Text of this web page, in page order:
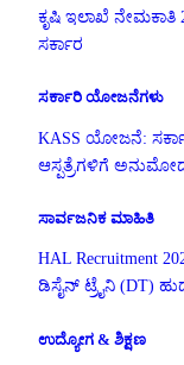
ಕೃಷಿ ಇಲಾಖೆ ನೇಮಕಾತಿ
ಸರ್ಕಾರ
ಸರ್ಕಾರಿ ಯೋಜನೆಗಳು
KASS ಯೋಜನೆ:
ಆಸ್ಪತ್ರೆಗಳಿಗೆ
ಸಾರ್ವಜನಿಕ ಮಾಹಿತಿ
HAL Recruitment
ಡಿಸೈನ್ ಟ್ರೈನಿ (DT)
ಉದ್ಯೋಗ & ಶಿಕ್ಷಣ